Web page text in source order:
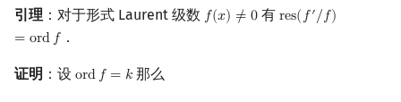
狄利克雷卷积
莫比乌斯反演
PQ 树
手指树
图的着色
网络流
引理 ：对于形式 Laurent 级数 𝑓(𝑥) ≠ 0
f(x)≠ 0 有 res(𝑓 ′/𝑓)
= ord𝑓
res(f′/f)=ord
．
证明 ：设 ord𝑓 = 𝑘
ord f= k 那么